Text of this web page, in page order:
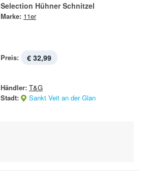
Selection Hühner Schnitzel
Marke: 11er
Preis: € 32,99
Händler: T&G
Stadt:
Sankt Veit an der Glan